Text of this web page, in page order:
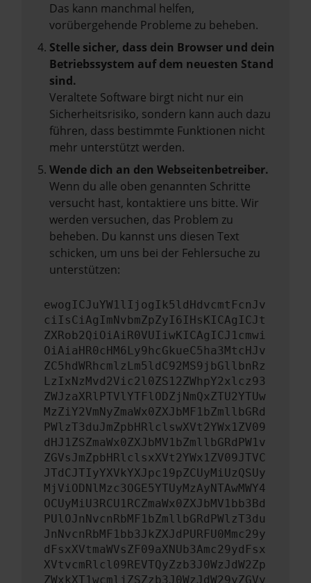
Das kann manchmal helfen,
vorübergehende Probleme zu beheben.
Stelle sicher, dass dein Browser und dein
Betriebssystem auf dem neuesten Stand
sind.
Veraltete Software birgt nicht nur ein
Sicherheitsrisiko, sondern kann auch dazu
führen, dass bestimmte Funktionen nicht
mehr unterstützt werden.
Wende dich an den Webseitenbetreiber.
Wenn du alle oben genannten Schritte
versucht hast, kontaktiere uns bitte. Wir
werden versuchen, das Problem zu
beheben. Du kannst uns diesen Text
schicken, um uns bei der Fehlersuche zu
unterstützen:
ewogICJuYW1lIjogIk5ldHdvcmtFcnJv
ciIsCiAgImNvbmZpZyI6IHsKICAgICJt
ZXRob2QiOiAiR0VUIiwKICAgICJ1cmwi
OiAiaHR0cHM6Ly9hcGkueC5ha3MtcHJv
ZC5hdWRhcmlzLm5ldC92MS9jbGllbnRz
LzIxNzMvd2Vic2l0ZS12ZWhpY2xlcz93
ZWJzaXRlPTVlYTFlODZjNmQxZTU2YTUw
MzZiY2VmNyZmaWx0ZXJbMF1bZmllbGRd
PWlzT3duJmZpbHRlclswXVt2YWx1ZV09
dHJ1ZSZmaWx0ZXJbMV1bZmllbGRdPW1v
ZGVsJmZpbHRlclsxXVt2YWx1ZV09JTVC
JTdCJTIyYXVkYXJpc19pZCUyMiUzQSUy
MjViODNlMzc3OGE5YTUyMzAyNTAwMWY4
OCUyMiU3RCU1RCZmaWx0ZXJbMV1bb3Bd
PUlOJnNvcnRbMF1bZmllbGRdPWlzT3du
JnNvcnRbMF1bb3JkZXJdPURFU0Mmc29y
dFsxXVtmaWVsZF09aXNUb3Amc29ydFsx
XVtvcmRlcl09REVTQyZzb3J0WzJdW2Zp
ZWxkXT1wcmljZSZzb3J0WzJdW29yZGVy